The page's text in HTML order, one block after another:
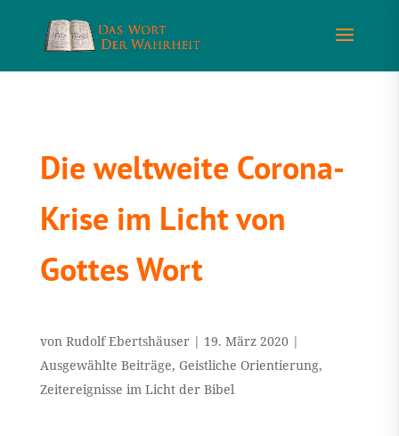
Die weltweite Corona-
Krise im Licht von
Gottes Wort
von Rudolf Ebertshäuser| 19. März 2020|
Ausgewählte Beiträge, Geistliche Orientierung,
Zeitereignisse im Licht der Bibel